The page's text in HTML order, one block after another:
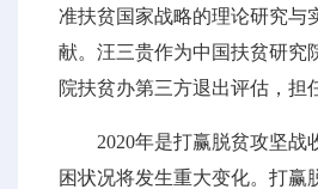
准扶贫国家战略的理论研究与
献。汪三贵作为中国扶贫研究
院扶贫办第三方退出评估，担
2020年是打赢脱贫攻坚战
困状况将发生重大变化。打赢